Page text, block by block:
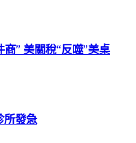
” 美關稅“反噬”美桌
所發急